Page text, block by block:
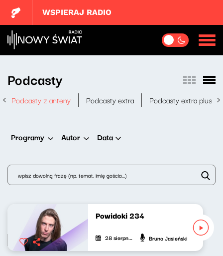
WSPIERAJ RADIO
Podcasty
Podcasty z anteny Podcasty extra Podcasty extra plus
Programy Autor Data
Powidoki 234
28 sierpnia 2025 Bruno Jasieński